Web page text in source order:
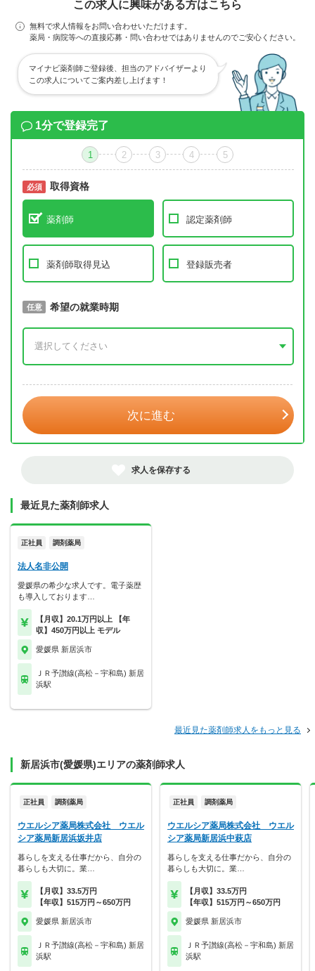
この求人に興味がある方はこちら
無料で求人情報をお問い合わせいただけます。
薬局・病院等への直接応募・問い合わせではありませんのでご安心ください。
マイナビ薬剤師ご登録後、担当のアドバイザーより
この求人についてご案内差し上げます！
1分で登録完了
1 2 3 4 5
必須 取得資格
薬剤師 認定薬剤師
薬剤師取得見込 登録販売者
必須 取得予定年
任意 希望の就業時期
次に進む
求人を保存する
最近見た薬剤師求人
正社員 調剤薬局
法人名非公開
愛媛県の希少な求人です。電子薬歴
も導入しております…
【月収】20.1万円以上 【年
収】450万円以上 モデル
愛媛県 新居浜市
ＪＲ予讃線(高松－宇和島) 新居
浜駅
最近見た薬剤師求人をもっと見る
新居浜市(愛媛県)エリアの薬剤師求人
正社員 調剤薬局
ウエルシア薬局株式会社 ウエル
シア薬局新居浜坂井店
暮らしを支える仕事だから、自分の
暮らしも大切に。業…
【月収】33.5万円
【年収】515万円～650万円
愛媛県 新居浜市
ＪＲ予讃線(高松－宇和島) 新居
浜駅
正社員 調剤薬局
ウエルシア薬局株式会社 ウエル
シア薬局新居浜中萩店
暮らしを支える仕事だから、自分の
暮らしも大切に。業…
【月収】33.5万円
【年収】515万円～650万円
愛媛県 新居浜市
ＪＲ予讃線(高松－宇和島) 新居
浜駅